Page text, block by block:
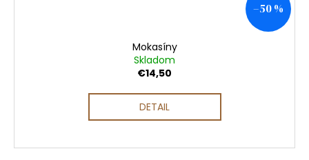
–50 %
Mokasíny
Skladom
€14,50
DETAIL